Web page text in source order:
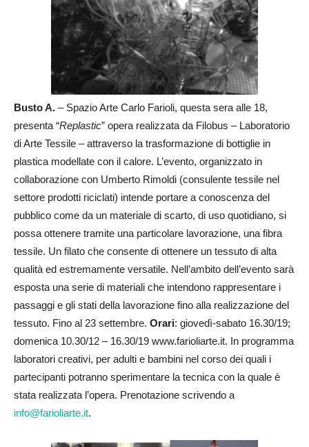
Busto A. – Spazio Arte Carlo Farioli, questa sera alle 18,
presenta “Replastic” opera realizzata da Filobus – Laboratorio
di Arte Tessile – attraverso la trasformazione di bottiglie in
plastica modellate con il calore. L’evento, organizzato in
collaborazione con Umberto Rimoldi (consulente tessile nel
settore prodotti riciclati) intende portare a conoscenza del
pubblico come da un materiale di scarto, di uso quotidiano, si
possa ottenere tramite una particolare lavorazione, una fibra
tessile. Un filato che consente di ottenere un tessuto di alta
qualità ed estremamente versatile. Nell’ambito dell’evento sarà
esposta una serie di materiali che intendono rappresentare i
passaggi e gli stati della lavorazione fino alla realizzazione del
tessuto. Fino al 23 settembre. Orari: giovedì-sabato 16.30/19;
domenica 10.30/12 – 16.30/19 www.farioliarte.it. In programma
laboratori creativi, per adulti e bambini nel corso dei quali i
partecipanti potranno sperimentare la tecnica con la quale è
stata realizzata l’opera. Prenotazione scrivendo a
info@farioliarte.it.